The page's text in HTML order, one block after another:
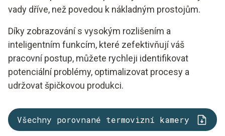
vady dříve, než povedou k nákladným prostojům.
Díky zobrazování s vysokým rozlišením a
inteligentním funkcím, které zefektivňují váš
pracovní postup, můžete rychleji identifikovat
potenciální problémy, optimalizovat procesy a
udržovat špičkovou produkci.
Všechny porovnané termovizní kamery